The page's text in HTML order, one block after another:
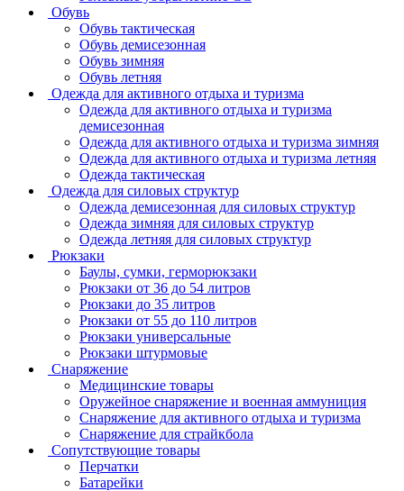
Обувь
Обувь тактическая
Обувь демисезонная
Обувь зимняя
Обувь летняя
Одежда для активного отдыха и туризма
Одежда для активного отдыха и туризма
демисезонная
Одежда для активного отдыха и туризма зимняя
Одежда для активного отдыха и туризма летняя
Одежда тактическая
Одежда для силовых структур
Одежда демисезонная для силовых структур
Одежда зимняя для силовых структур
Одежда летняя для силовых структур
Рюкзаки
Баулы, сумки, герморюкзаки
Рюкзаки от 36 до 54 литров
Рюкзаки до 35 литров
Рюкзаки от 55 до 110 литров
Рюкзаки универсальные
Рюкзаки штурмовые
Снаряжение
Медицинские товары
Оружейное снаряжение и военная аммуниция
Снаряжение для активного отдыха и туризма
Снаряжение для страйкбола
Сопутствующие товары
Перчатки
Батарейки